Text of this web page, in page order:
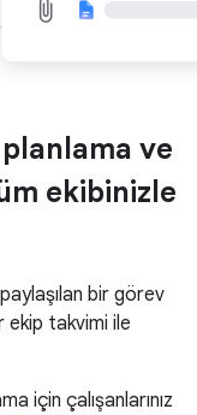
ve
ekibinizle
bir görev
ekip takvimi ile
için çalışanlarınız